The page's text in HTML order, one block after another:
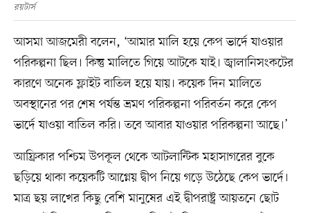
রয়টার্স
আসমা আজমেরী বলেন, ‘আমার মালি হয়ে কেপ ভার্দে যাওয়ার
পরিকল্পনা ছিল। কিন্তু মালিতে গিয়ে আটকে যাই। জ্বালানিসংকটের
কারণে অনেক ফ্লাইট বাতিল হয়ে যায়। কয়েক দিন মালিতে
অবস্থানের পর শেষ পর্যন্ত ভ্রমণ পরিকল্পনা পরিবর্তন করে কেপ
ভার্দে যাওয়া বাতিল করি। তবে আবার যাওয়ার পরিকল্পনা আছে।’
আফ্রিকার পশ্চিম উপকূল থেকে আটলান্টিক মহাসাগরের বুকে
ছড়িয়ে থাকা কয়েকটি আগ্নেয় দ্বীপ নিয়ে গড়ে উঠেছে কেপ ভার্দে।
মাত্র ছয় লাখের কিছু বেশি মানুষের এই দ্বীপরাষ্ট্র আয়তনে ছোট